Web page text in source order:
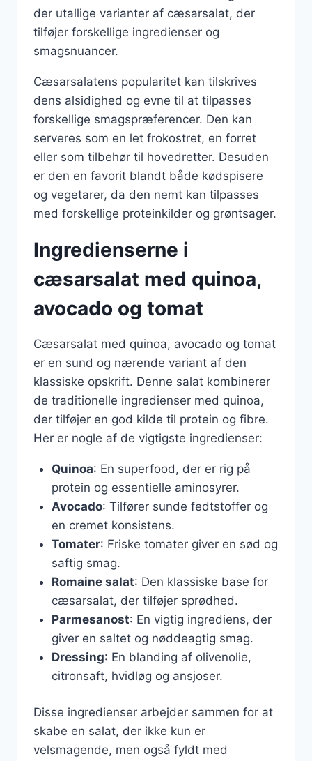
der utallige varianter af cæsarsalat, der
tilføjer forskellige ingredienser og
smagsnuancer.
Cæsarsalatens popularitet kan tilskrives
dens alsidighed og evne til at tilpasses
forskellige smagspræferencer. Den kan
serveres som en let frokostret, en forret
eller som tilbehør til hovedretter. Desuden
er den en favorit blandt både kødspisere
og vegetarer, da den nemt kan tilpasses
med forskellige proteinkilder og grøntsager.
Ingredienserne i
cæsarsalat med quinoa,
avocado og tomat
Cæsarsalat med quinoa, avocado og tomat
er en sund og nærende variant af den
klassiske opskrift. Denne salat kombinerer
de traditionelle ingredienser med quinoa,
der tilføjer en god kilde til protein og fibre.
Her er nogle af de vigtigste ingredienser:
Quinoa: En superfood, der er rig på
protein og essentielle aminosyrer.
Avocado: Tilfører sunde fedtstoffer og
en cremet konsistens.
Tomater: Friske tomater giver en sød og
saftig smag.
Romaine salat: Den klassiske base for
cæsarsalat, der tilføjer sprødhed.
Parmesanost: En vigtig ingrediens, der
giver en saltet og nøddeagtig smag.
Dressing: En blanding af olivenolie,
citronsaft, hvidløg og ansjoser.
Disse ingredienser arbejder sammen for at
skabe en salat, der ikke kun er
velsmagende, men også fyldt med